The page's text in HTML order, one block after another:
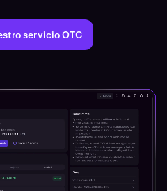
servicio OTC